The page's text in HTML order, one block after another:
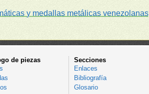
y medallas metálicas venezolanas
de piezas
Secciones
Enlaces
Bibliografía
Glosario